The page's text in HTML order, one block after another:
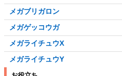
メガブリガロン
メガゲッコウガ
メガライチュウX
メガライチュウY